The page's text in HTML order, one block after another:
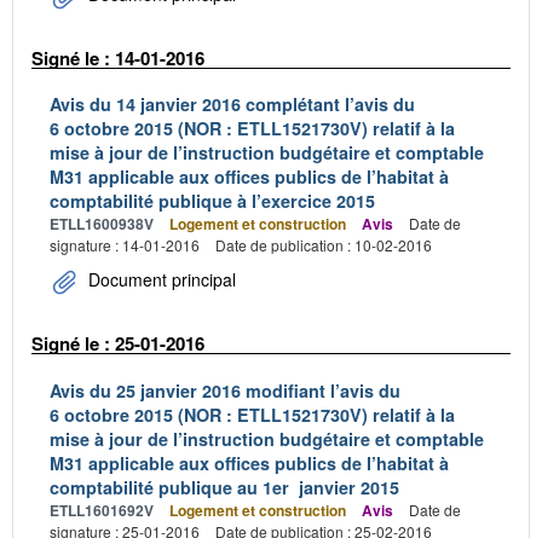
Signé le : 14-01-2016
Avis du 14 janvier 2016 complétant l’avis du
6 octobre 2015 (NOR : ETLL1521730V) relatif à la
mise à jour de l’instruction budgétaire et comptable
M31 applicable aux offices publics de l’habitat à
comptabilité publique à l’exercice 2015
ETLL1600938V Logement et construction Avis
Date de
signature : 14-01-2016
Date de publication : 10-02-2016
Document principal
Signé le : 25-01-2016
Avis du 25 janvier 2016 modifiant l’avis du
6 octobre 2015 (NOR : ETLL1521730V) relatif à la
mise à jour de l’instruction budgétaire et comptable
M31 applicable aux offices publics de l’habitat à
comptabilité publique au 1er janvier 2015
ETLL1601692V Logement et construction Avis
Date de
signature : 25-01-2016
Date de publication : 25-02-2016